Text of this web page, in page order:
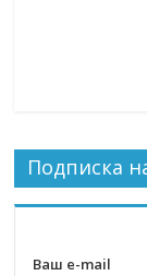
Подписка
Ваш e-mail